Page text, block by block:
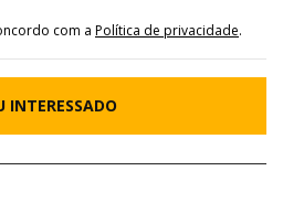
com a Política de privacidade.
INTERESSADO